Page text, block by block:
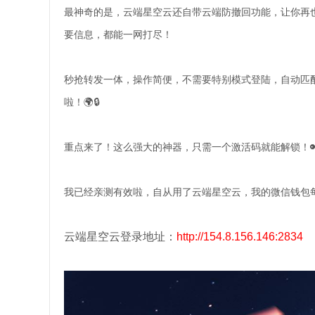
最神奇的是，云端星空云还自带云端防撤回功能，让你
要信息，都能一网打尽！
秒抢转发一体，操作简便，不需要特别模式登陆，自动
啦！🌍🔒
重点来了！这么强大的神器，只需一个激活码就能解锁
我已经亲测有效啦，自从用了云端星空云，我的微信钱
云端星空云登录地址： http://154.8.156.146:2834